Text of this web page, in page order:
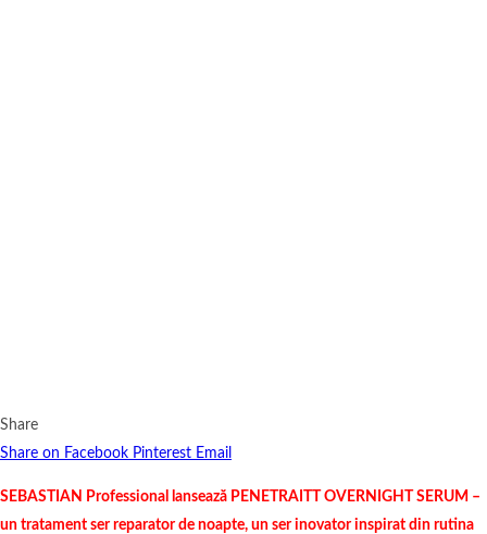
Share
Share on Facebook Pinterest Email
SEBASTIAN Professional lansează PENETRAITT OVERNIGHT SERUM –
un tratament ser reparator de noapte, un ser inovator inspirat din rutina